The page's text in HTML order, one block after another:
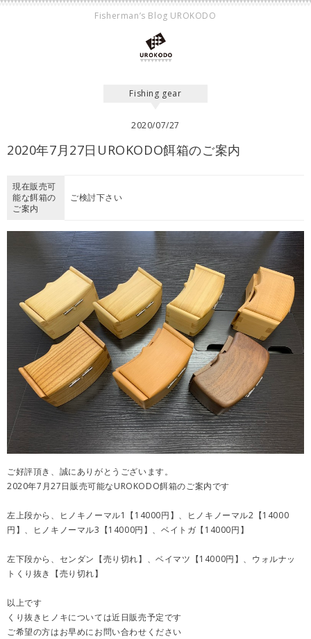
Fisherman’s Blog UROKODO
Fishing gear
2020/07/27
2020年7月27日UROKODO餌箱のご案内
現在販売可
能な餌箱の
ご案内
ご検討下さい
ご好評頂き、誠にありがとうございます。
2020年7月27日販売可能なUROKODO餌箱のご案内です
左上段から、ヒノキノーマル1【14000円】、ヒノキノーマル2【14000
円】、ヒノキノーマル3【14000円】、ベイトガ【14000円】
左下段から、センダン【売り切れ】、ベイマツ【14000円】、ウォルナッ
トくり抜き【売り切れ】
以上です
くり抜きヒノキについては近日販売予定です
ご希望の方はお早めにお問い合わせください